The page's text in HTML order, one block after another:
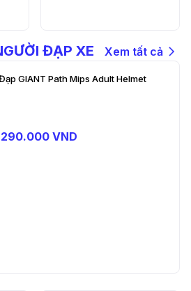
ĐẠP XE Xem tất cả
GIANT Path Mips Adult Helmet
VND